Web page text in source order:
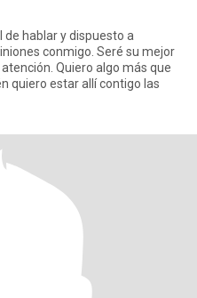
de hablar y dispuesto a
conmigo. Seré su mejor
Quiero algo más que
quiero estar allí contigo las